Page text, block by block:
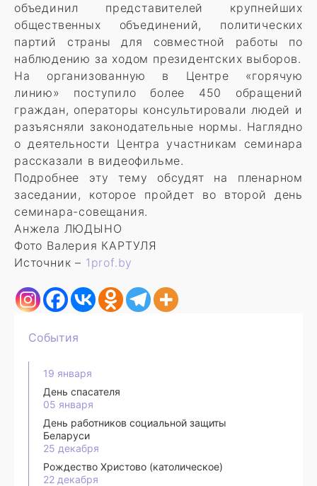
объединил представителей крупнейших
общественных объединений, политических
партий страны для совместной работы по
наблюдению за ходом президентских выборов.
На организованную в Центре «горячую
линию» поступило более 450 обращений
граждан, операторы консультировали людей и
разъясняли законодательные нормы. Наглядно
о деятельности Центра участникам семинара
рассказали в видеофильме.
Подробнее эту тему обсудят на пленарном
заседании, которое пройдет во второй день
семинара-совещания.
Анжела ЛЮДЫНО
Фото Валерия КАРТУЛЯ
Источник – 1prof.by
События
19 января
День спасателя
05 января
День работников социальной защиты
Беларуси
25 декабря
Рождество Христово (католическое)
22 декабря